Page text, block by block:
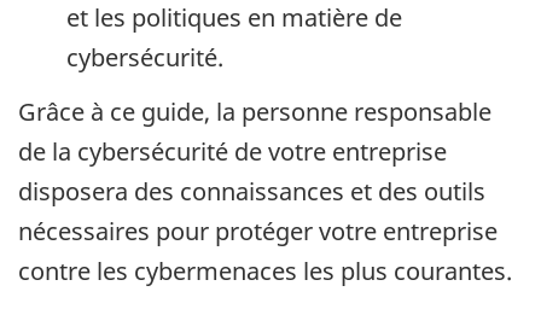
et les politiques en matière de
cybersécurité.
Grâce à ce guide, la personne responsable
de la cybersécurité de votre entreprise
disposera des connaissances et des outils
nécessaires pour protéger votre entreprise
contre les cybermenaces les plus courantes.